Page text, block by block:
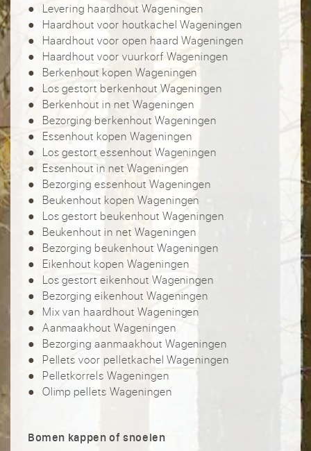
Levering haardhout Wageningen
Haardhout voor houtkachel Wageningen
Haardhout voor open haard Wageningen
Haardhout voor vuurkorf Wageningen
Berkenhout kopen Wageningen
Los gestort berkenhout Wageningen
Berkenhout in net Wageningen
Bezorging berkenhout Wageningen
Essenhout kopen Wageningen
Los gestort essenhout Wageningen
Essenhout in net Wageningen
Bezorging essenhout Wageningen
Beukenhout kopen Wageningen
Los gestort beukenhout Wageningen
Beukenhout in net Wageningen
Bezorging beukenhout Wageningen
Eikenhout kopen Wageningen
Los gestort eikenhout Wageningen
Bezorging eikenhout Wageningen
Mix van haardhout Wageningen
Aanmaakhout Wageningen
Bezorging aanmaakhout Wageningen
Pellets voor pelletkachel Wageningen
Pelletkorrels Wageningen
Olimp pellets Wageningen
Bomen kappen of snoeien